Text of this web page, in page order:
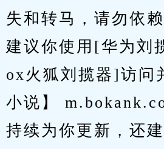
失和转马，请勿依
建议你使用[华为刘
ox火狐刘揽器]访问
小说】
持续为你更新，还